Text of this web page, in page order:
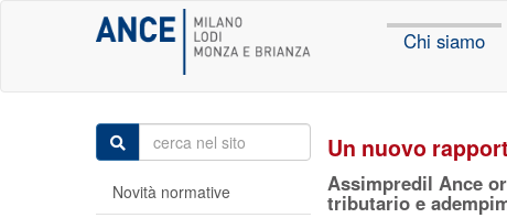
Chi siamo
Un nuovo
Assimpredil Ance
tributario e
Novità normative